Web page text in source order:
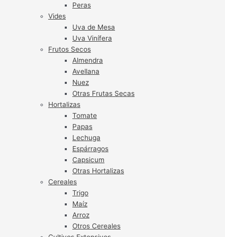
Peras
Vides
Uva de Mesa
Uva Vinífera
Frutos Secos
Almendra
Avellana
Nuez
Otras Frutas Secas
Hortalizas
Tomate
Papas
Lechuga
Espárragos
Capsicum
Otras Hortalizas
Cereales
Trigo
Maíz
Arroz
Otros Cereales